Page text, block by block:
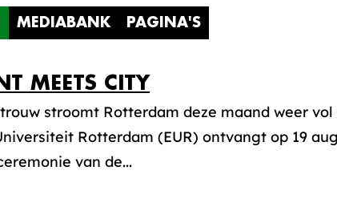
MEDIABANK PAGINA'S
MEETS CITY
stroomt Rotterdam deze maand weer
Rotterdam (EUR) ontvangt op 19
van de...